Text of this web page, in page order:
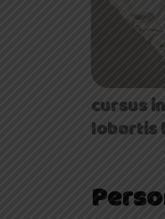
cursus
lobortis